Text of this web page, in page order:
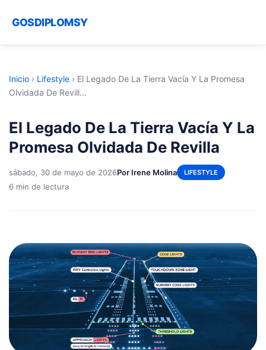
GOSDIPLOMSY
Inicio › Lifestyle › El Legado De La Tierra Vacía Y La Promesa
Olvidada De Revill...
El Legado De La Tierra Vacía Y La
Promesa Olvidada De Revilla
sábado, 30 de mayo de 2026Por Irene Molina LIFESTYLE
6 min de lectura